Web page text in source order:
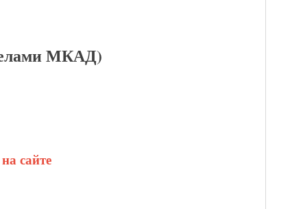
МКАД)
сайте